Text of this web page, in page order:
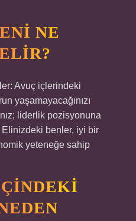
NE
Avuç içlerindeki
yaşamayacağınızı
liderlik pozisyonuna
benler, iyi bir
yeteneğe sahip